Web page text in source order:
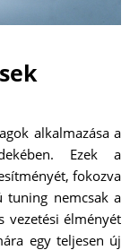
alkalmazása a
Ezek a
fokozva
tuning nemcsak a
vezetési élményét
egy teljesen új